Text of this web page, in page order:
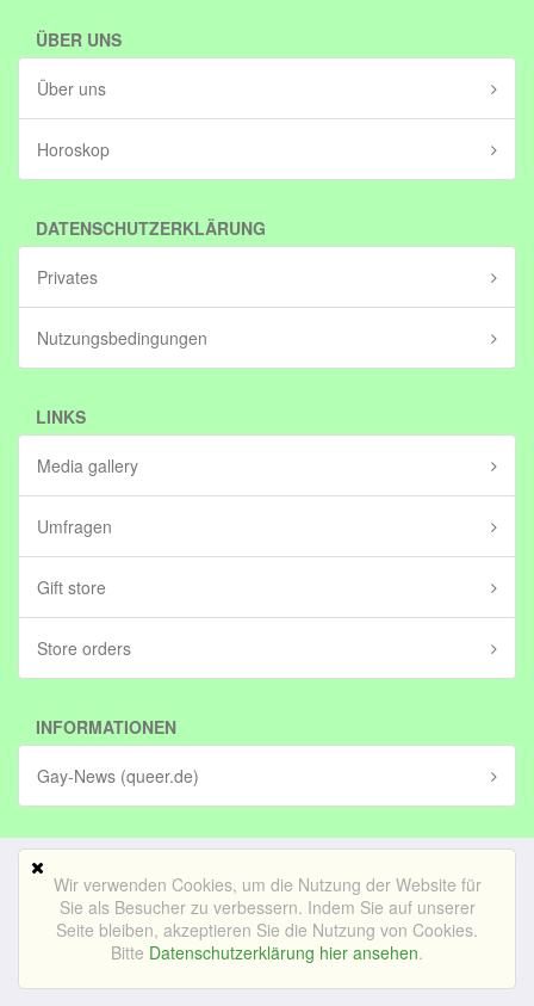
Wir verwenden Cookies, um die Nutzung der Website für
Sie als Besucher zu verbessern. Indem Sie auf unserer
Seite bleiben, akzeptieren Sie die Nutzung von Cookies.
Bitte Datenschutzerklärung hier ansehen.
ÜBER UNS
Über uns
Horoskop
DATENSCHUTZERKLÄRUNG
Privates
Nutzungsbedingungen
LINKS
Media gallery
Umfragen
Gift store
Store orders
INFORMATIONEN
Gay-News (queer.de)
Mobile Version
© Bedrijf voor lekker internetten BV (in stichting)|Impressum